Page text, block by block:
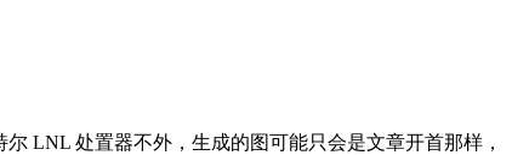
LNL 处置器不外，生成的图可能只会是文章开首那样，